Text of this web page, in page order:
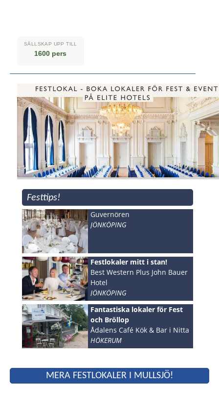
SÄLLSKAP UPP TILL
1600 pers
Festtips!
Guvernören
JÖNKÖPING
Festlokaler mitt i stan!
Best Western Plus John Bauer
Hotel
JÖNKÖPING
Fantastiska lokaler för Fest
och Bröllop
Ådalens Café Kök & Bar i Nitta
HÖKERUM
MERA FESTLOKALER I MULLSJÖ!